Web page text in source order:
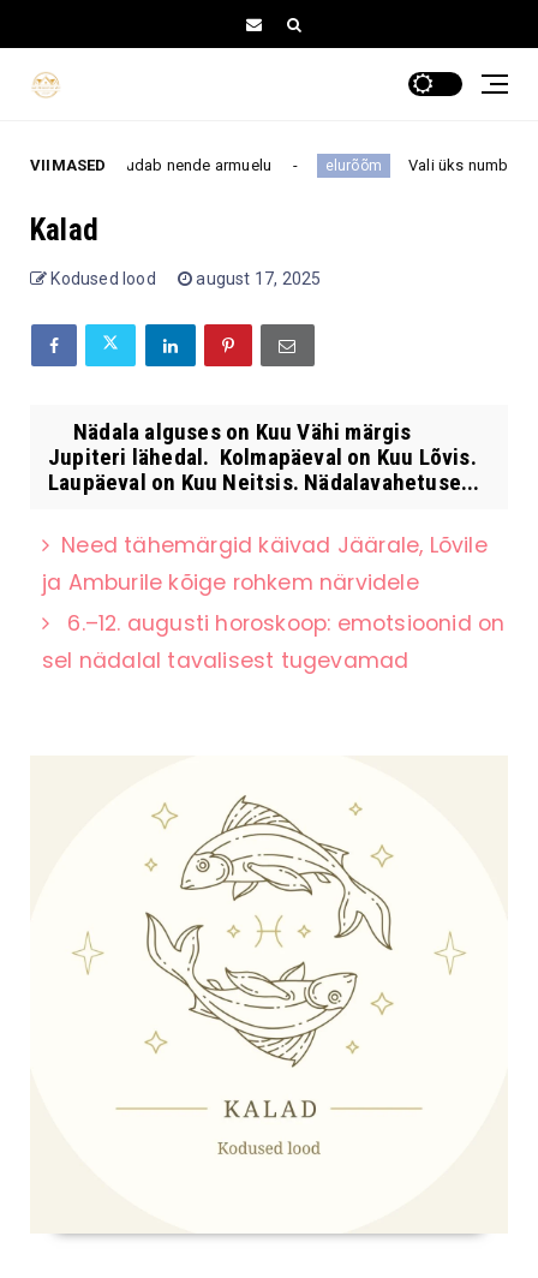
VIIMASED
kes muudab nende armuelu elurõõm Vali üks number
Kalad
Kodused lood august 17, 2025
Nädala alguses on Kuu Vähi märgis
Jupiteri lähedal. Kolmapäeval on Kuu Lõvis.
Laupäeval on Kuu Neitsis. Nädalavahetuse...
Need tähemärgid käivad Jäärale, Lõvile
ja Amburile kõige rohkem närvidele
6.–12. augusti horoskoop: emotsioonid on
sel nädalal tavalisest tugevamad